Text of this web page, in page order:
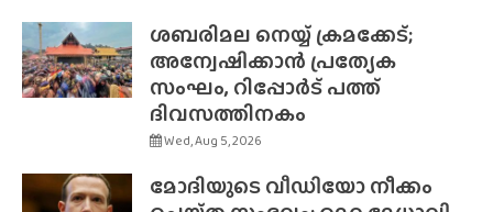
ശബരിമല നെയ്യ് ക്രമക്കേട്;
അന്വേഷിക്കാൻ പ്രത്യേക
സംഘം, റിപ്പോർട് പത്ത്
ദിവസത്തിനകം
Wed, Aug 5, 2026
മോദിയുടെ വീഡിയോ നീക്കം